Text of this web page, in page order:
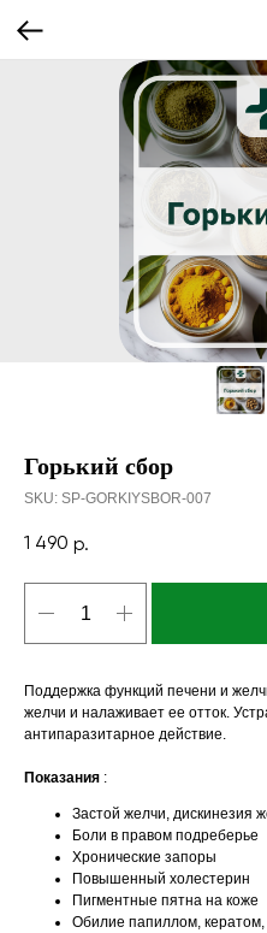
Горький сбор
SKU: SP-GORKIYSBOR-007
1 490 р.
Поддержка функций печени и
желчи и налаживает ее отток.
антипаразитарное действие.
Показания :
Застой желчи, дискинезия
Боли в правом подреберье
Хронические запоры
Повышенный холестерин
Пигментные пятна на коже
Обилие папиллом, кератом,